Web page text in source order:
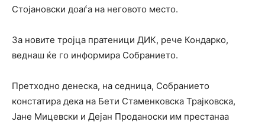
Стојановски доаѓа на неговото место.
За новите тројца пратеници ДИК, рече Кондарко,
веднаш ќе го информира Собранието.
Претходно денеска, на седница, Собранието
констатира дека на Бети Стаменковска Трајковска,
Јане Мицевски и Дејан Проданоски им престанаа